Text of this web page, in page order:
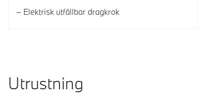
Elektrisk utfällbar dragkrok
Utrustning